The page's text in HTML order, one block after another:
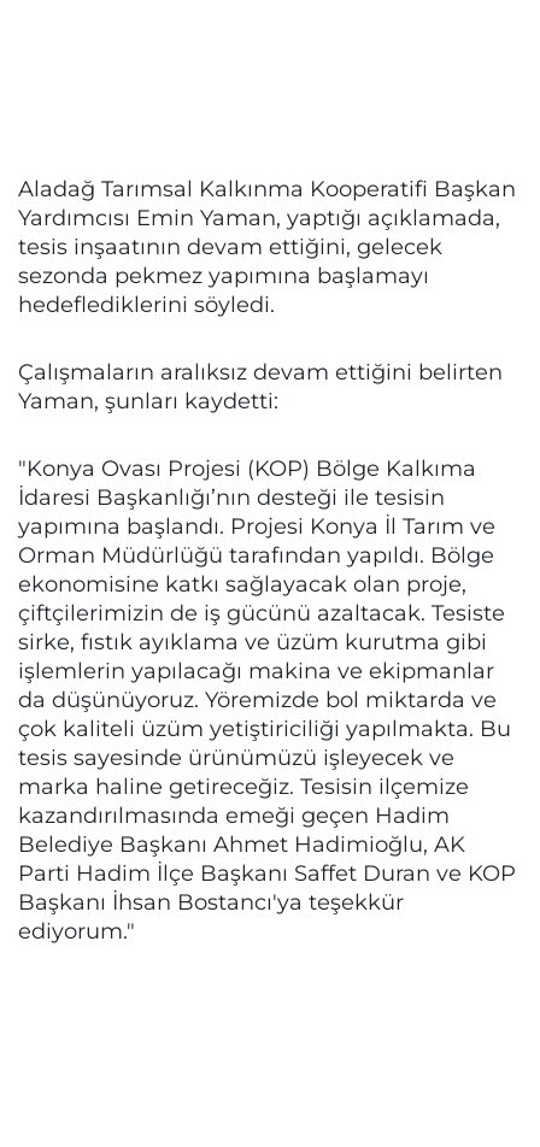
Aladağ Tarımsal Kalkınma Kooperatifi Başkan
Yardımcısı Emin Yaman, yaptığı açıklamada,
tesis inşaatının devam ettiğini, gelecek
sezonda pekmez yapımına başlamayı
hedeflediklerini söyledi.
Çalışmaların aralıksız devam ettiğini belirten
Yaman, şunları kaydetti:
"Konya Ovası Projesi (KOP) Bölge Kalkıma
İdaresi Başkanlığı’nın desteği ile tesisin
yapımına başlandı. Projesi Konya İl Tarım ve
Orman Müdürlüğü tarafından yapıldı. Bölge
ekonomisine katkı sağlayacak olan proje,
çiftçilerimizin de iş gücünü azaltacak. Tesiste
sirke, fıstık ayıklama ve üzüm kurutma gibi
işlemlerin yapılacağı makina ve ekipmanlar
da düşünüyoruz. Yöremizde bol miktarda ve
çok kaliteli üzüm yetiştiriciliği yapılmakta. Bu
tesis sayesinde ürünümüzü işleyecek ve
marka haline getireceğiz. Tesisin ilçemize
kazandırılmasında emeği geçen Hadim
Belediye Başkanı Ahmet Hadimioğlu, AK
Parti Hadim İlçe Başkanı Saffet Duran ve KOP
Başkanı İhsan Bostancı'ya teşekkür
ediyorum."